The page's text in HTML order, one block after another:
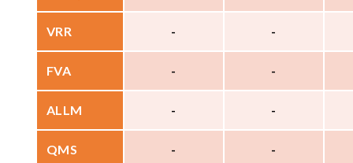
VRR - -
FVA - -
ALLM - -
QMS - -